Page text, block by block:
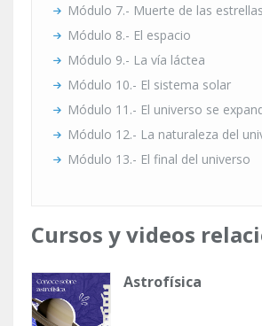
Módulo 7.- Muerte de las estrellas
Módulo 8.- El espacio
Módulo 9.- La vía láctea
Módulo 10.- El sistema solar
Módulo 11.- El universo se
Módulo 12.- La naturaleza del
Módulo 13.- El final del universo
Cursos y videos
Astrofísica